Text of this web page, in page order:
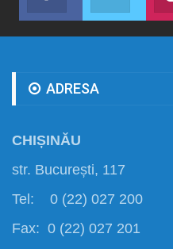
ADRESA
CHIȘINĂU
str. București, 117
Tel: 0 (22) 027 200
Fax: 0 (22) 027 201